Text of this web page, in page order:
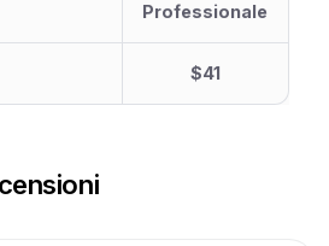
Professionale
$41